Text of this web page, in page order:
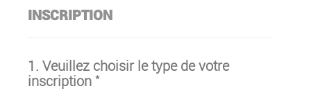
INSCRIPTION
1. Veuillez choisir le type de votre
inscription *